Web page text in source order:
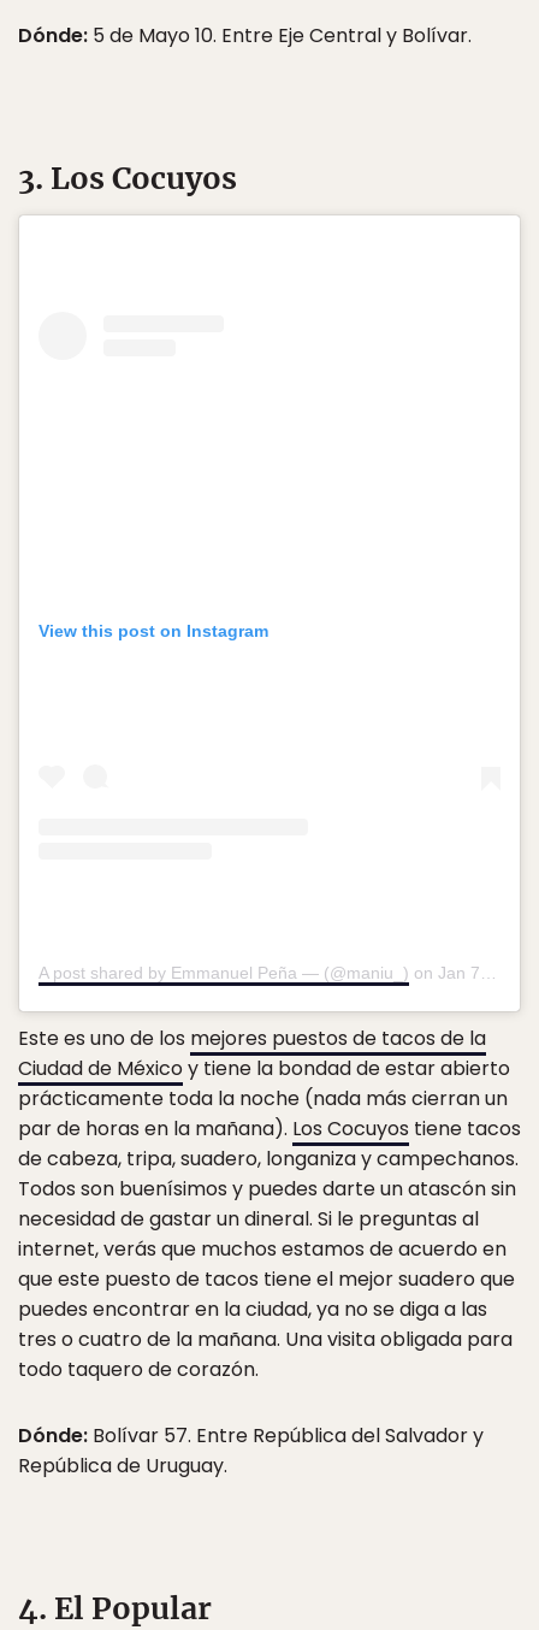
Dónde: 5 de Mayo 10. Entre Eje Central y Bolívar.
3. Los Cocuyos
View this post on Instagram
A post shared by Emmanuel Peña — (@maniu_) on Jan 7, 2019 at 9:21pm PST
Este es uno de los mejores puestos de tacos de la
Ciudad de Méxicoy tiene la bondad de estar abierto
prácticamente toda la noche (nada más cierran un
par de horas en la mañana). Los Cocuyos tiene tacos
de cabeza, tripa, suadero, longaniza y campechanos.
Todos son buenísimos y puedes darte un atascón sin
necesidad de gastar un dineral. Si le preguntas al
internet, verás que muchos estamos de acuerdo en
que este puesto de tacos tiene el mejor suadero que
puedes encontrar en la ciudad, ya no se diga a las
tres o cuatro de la mañana. Una visita obligada para
todo taquero de corazón.
Dónde: Bolívar 57. Entre República del Salvador y
República de Uruguay.
4. El Popular